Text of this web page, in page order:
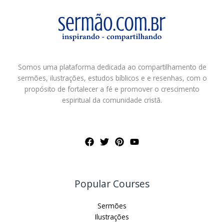
Somos uma plataforma dedicada ao compartilhamento de
sermões, ilustrações, estudos bíblicos e e resenhas, com o
propósito de fortalecer a fé e promover o crescimento
espiritual da comunidade cristã.
Popular Courses
Sermões
Ilustrações